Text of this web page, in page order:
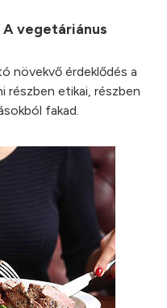
A vegetáriánus
növekvő érdeklődés a
részben etikai, részben
fakad.